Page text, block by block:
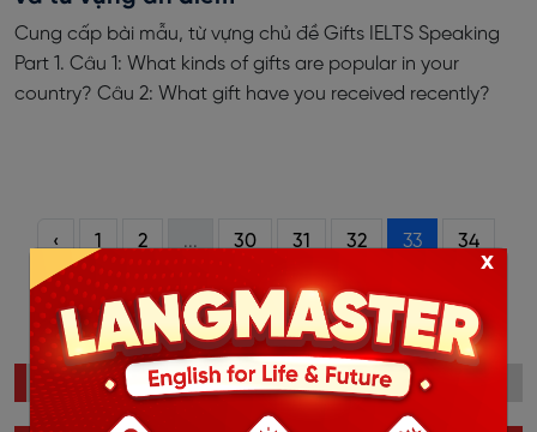
Cung cấp bài mẫu, từ vựng chủ đề Gifts IELTS Speaking
Part 1. Câu 1: What kinds of gifts are popular in your
country? Câu 2: What gift have you received recently?
‹ 1 2 ... 30 31 32 33 34
35 36 ... 44 45 ›
ĐỌC NHIỀU
x